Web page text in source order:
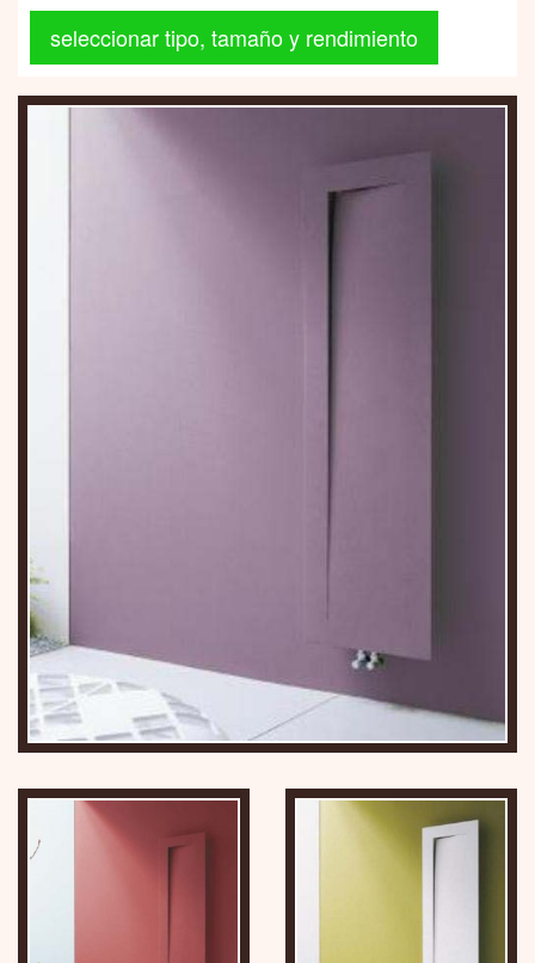
seleccionar tipo, tamaño y rendimiento